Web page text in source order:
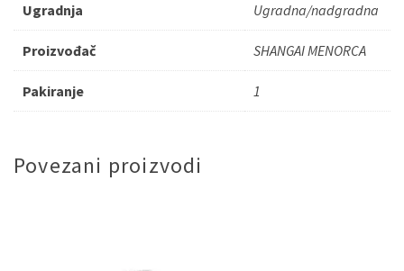
Ugradnja Ugradna/nadgradna
Proizvođač SHANGAI MENORCA
Pakiranje 1
Povezani proizvodi